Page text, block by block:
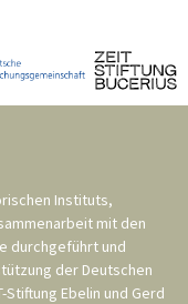
Instituts,
mit den
durchgeführt und
der Deutschen
Stiftung Ebelin und Gerd